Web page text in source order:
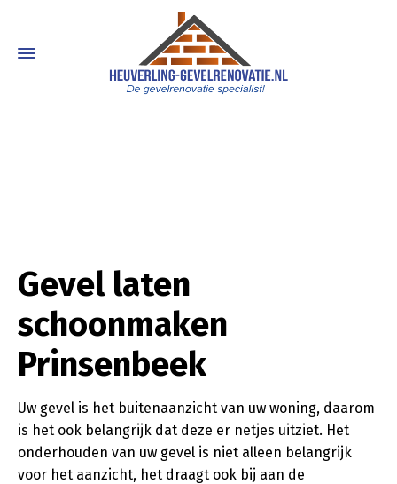
Gevel laten
schoonmaken
Prinsenbeek
Uw gevel is het buitenaanzicht van uw woning, daarom
is het ook belangrijk dat deze er netjes uitziet. Het
onderhouden van uw gevel is niet alleen belangrijk
voor het aanzicht, het draagt ook bij aan de